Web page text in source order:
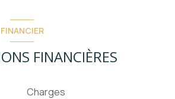
FINANCIER
FINANCIÈRES
Charges